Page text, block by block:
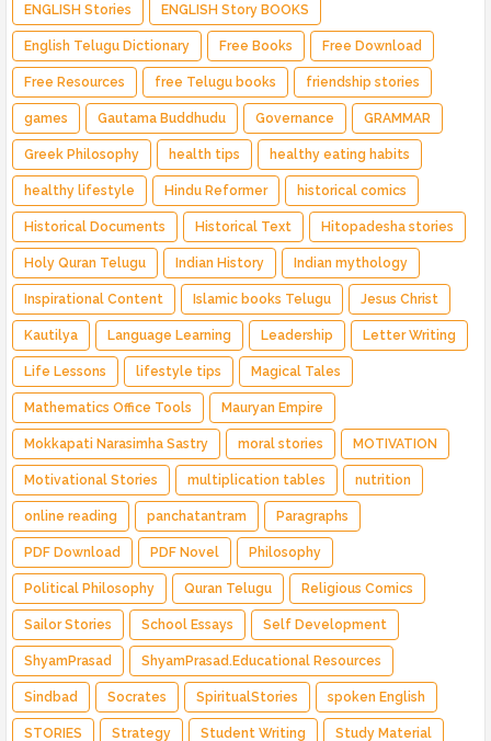
ENGLISH Stories ENGLISH Story BOOKS
English Telugu Dictionary Free Books Free Download
Free Resources free Telugu books friendship stories
games Gautama Buddhudu Governance GRAMMAR
Greek Philosophy health tips healthy eating habits
healthy lifestyle Hindu Reformer historical comics
Historical Documents Historical Text Hitopadesha stories
Holy Quran Telugu Indian History Indian mythology
Inspirational Content Islamic books Telugu Jesus Christ
Kautilya Language Learning Leadership Letter Writing
Life Lessons lifestyle tips Magical Tales
Mathematics Office Tools Mauryan Empire
Mokkapati Narasimha Sastry moral stories MOTIVATION
Motivational Stories multiplication tables nutrition
online reading panchatantram Paragraphs
PDF Download PDF Novel Philosophy
Political Philosophy Quran Telugu Religious Comics
Sailor Stories School Essays Self Development
ShyamPrasad ShyamPrasad.Educational Resources
Sindbad Socrates SpiritualStories spoken English
STORIES Strategy Student Writing Study Material